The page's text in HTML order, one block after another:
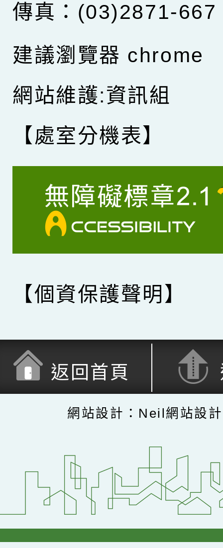
傳真：(03)2871-667
建議瀏覽器 chrome
網站維護:資訊組
【處室分機表】
【個資保護聲明】
返回首頁
網站設計：Neil網站設